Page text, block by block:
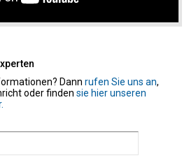
Dann rufen Sie uns an,
oder finden sie hier unseren